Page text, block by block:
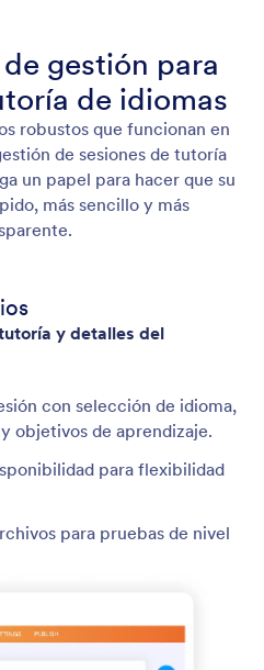
gestión para
de idiomas
robustos que funcionan en
de sesiones de tutoría
un papel para hacer que su
más sencillo y más
y detalles del
con selección de idioma,
objetivos de aprendizaje.
para flexibilidad
para pruebas de nivel